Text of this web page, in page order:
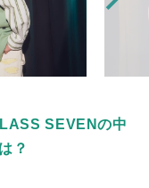
SEVENの中
？